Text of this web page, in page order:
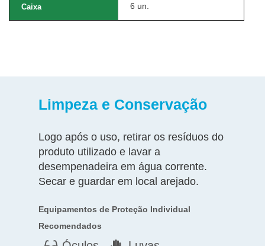
Caixa 6 un.
Limpeza e Conservação
Logo após o uso, retirar os resíduos do
produto utilizado e lavar a
desempenadeira em água corrente.
Secar e guardar em local arejado.
Equipamentos de Proteção Individual
Recomendados